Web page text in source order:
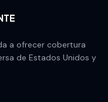
a ofrecer cobertura
de Estados Unidos y